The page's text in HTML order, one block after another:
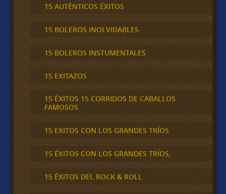
15 AUTÉNTICOS ÉXITOS
15 BOLEROS INOLVIDABLES
15 BOLEROS INSTUMENTALES
15 EXITAZOS
15 ÉXITOS 15 CORRIDOS DE CABALLOS
FAMOSOS
15 EXITOS CON LOS GRANDES TRÍOS
15 ÉXITOS CON LOS GRANDES TRÍOS,
15 ÉXITOS DEL ROCK & ROLL